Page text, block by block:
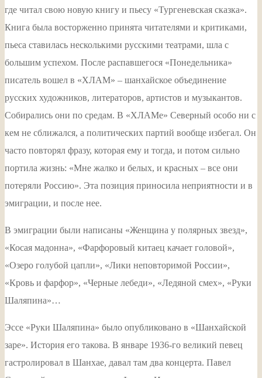
где читал свою новую книгу и пьесу «Тургеневская сказка».
Книга была восторженно принята читателями и критиками,
пьеса ставилась несколькими русскими театрами, шла с
большим успехом. После распавшегося «Понедельника»
писатель вошел в «ХЛАМ» – шанхайское объединение
русских художников, литераторов, артистов и музыкантов.
Собирались они по средам. В «ХЛАМе» Северный особо ни с
кем не сближался, а политических партий вообще избегал. Он
часто повторял фразу, которая ему и тогда, и потом сильно
портила жизнь: «Мне жалко и белых, и красных – все они
потеряли Россию». Эта позиция приносила неприятности и в
эмиграции, и после нее.
В эмиграции были написаны «Женщина у полярных звезд»,
«Косая мадонна», «Фарфоровый китаец качает головой»,
«Озеро голубой цапли», «Лики неповторимой России»,
«Кровь и фарфор», «Черные лебеди», «Ледяной смех», «Руки
Шаляпина»…
Эссе «Руки Шаляпина» было опубликовано в «Шанхайской
заре». История его такова. В январе 1936-го великий певец
гастролировал в Шанхае, давал там два концерта. Павел